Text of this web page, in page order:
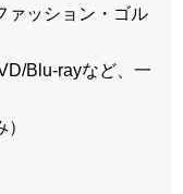
ッション・ゴル
Blu-rayなど、一